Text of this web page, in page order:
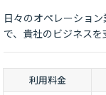
日々のオペレーショ
で、貴社のビジネスを
利用料金